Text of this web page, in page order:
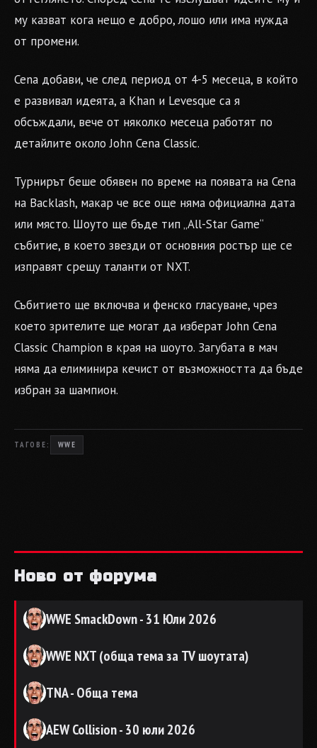
му казват кога нещо е добро, лошо или има нужда
от промени.
Cena добави, че след период от 4-5 месеца, в който
е развивал идеята, а Khan и Levesque са я
обсъждали, вече от няколко месеца работят по
детайлите около John Cena Classic.
Турнирът беше обявен по време на появата на Cena
на Backlash, макар че все още няма официална дата
или място. Шоуто ще бъде тип „All-Star Game“
събитие, в което звезди от основния ростър ще се
изправят срещу таланти от NXT.
Събитието ще включва и фенско гласуване, чрез
което зрителите ще могат да изберат John Cena
Classic Champion в края на шоуто. Загубата в мач
няма да елиминира кечист от възможността да бъде
избран за шампион.
ТАГОВЕ: WWE
Ново от форума
WWE SmackDown - 31 Юли 2026
WWE NXT (обща тема за TV шоутата)
TNA - Обща тема
AEW Collision - 30 юли 2026